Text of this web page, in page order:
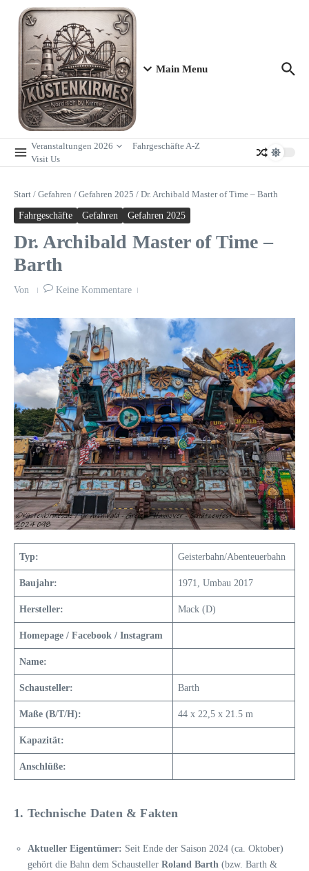
Zum Inhalt springen
Main Menu
Veranstaltungen 2026
Fahrgeschäfte A-Z
Visit Us
Start / Gefahren / Gefahren 2025 / Dr. Archibald Master of Time – Barth
Fahrgeschäfte Gefahren Gefahren 2025
Dr. Archibald Master of Time –
Barth
Von Keine Kommentare
Typ: Geisterbahn/Abenteuerbahn
Baujahr: 1971, Umbau 2017
Hersteller: Mack (D)
Homepage / Facebook / Instagram
Name:
Schausteller: Barth
Maße (B/T/H): 44 x 22,5 x 21.5 m
Kapazität:
Anschlüße:
1. Technische Daten & Fakten
Aktueller Eigentümer: Seit Ende der Saison 2024 (ca. Oktober)
gehört die Bahn dem Schausteller Roland Barth (bzw. Barth &